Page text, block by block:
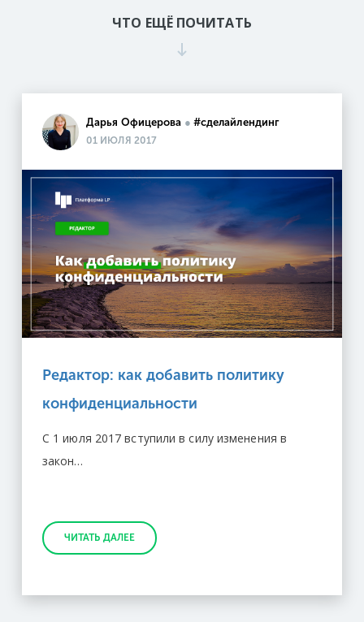
ЧТО ЕЩЁ ПОЧИТАТЬ
Дарья Офицерова ● #cделайлендинг
01 ИЮЛЯ 2017
Редактор: как добавить политику
конфиденциальности
С 1 июля 2017 вступили в силу изменения в
закон…
ЧИТАТЬ ДАЛЕЕ